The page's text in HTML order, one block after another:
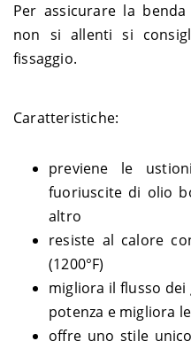
Per assicurare la
non si allenti si
fissaggio.
Caratteristiche:
previene le
fuoriuscite di olio
altro
resiste al calore
(1200°F)
migliora il flusso dei
potenza e migliora
offre uno stile